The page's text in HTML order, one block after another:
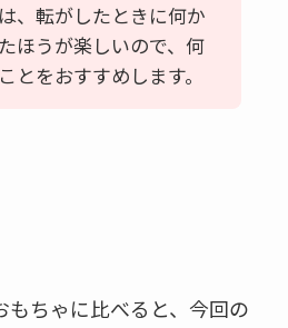
、転がしたときに何か
ほうが楽しいので、何
とをおすすめします。
もちゃに比べると、今回の